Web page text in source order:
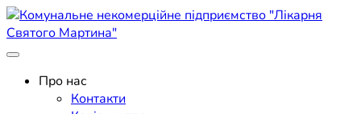
Skip
to
content
Комунальне некомерційне
Поліклініка Мукачево
Про нас
Контакти